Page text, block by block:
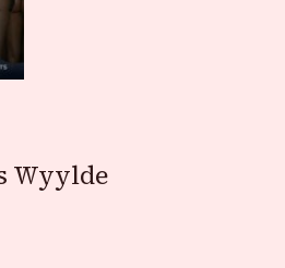
Wyylde